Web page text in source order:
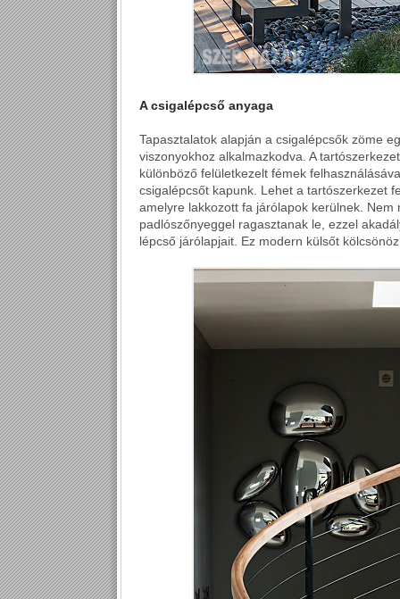
A csigalépcső anyaga
Tapasztalatok alapján a csigalépcsők zöme
viszonyokhoz alkalmazkodva. A
különböző felületkezelt fémek
csigalépcsőt kapunk. Lehet a tartószerkezet
amelyre lakkozott fa járólapok kerülnek.
padlószőnyeggel ragasztanak le, ezzel
lépcső járólapjait. Ez modern külsőt